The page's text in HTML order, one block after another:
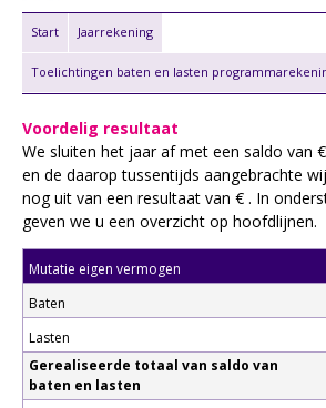
Start Jaarrekening
Toelichtingen baten en lasten
Voordelig resultaat
We sluiten het jaar af met een saldo van
en de daarop tussentijds aangebrachte
nog uit van een resultaat van € . In
geven we u een overzicht op hoofdlijnen.
Mutatie eigen vermogen
Baten
Lasten
Gerealiseerde totaal van saldo van
baten en lasten